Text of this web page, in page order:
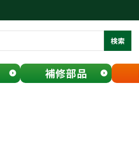
検索
補修部品